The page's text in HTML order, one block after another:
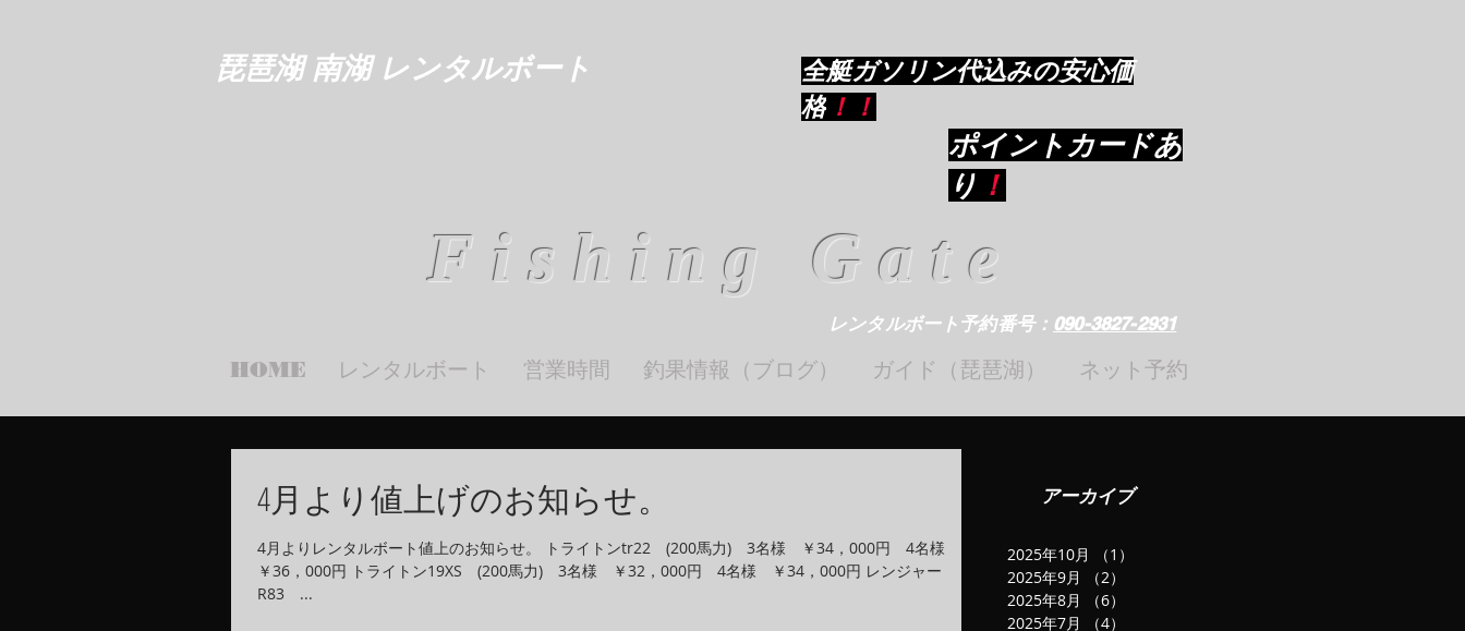
琵琶湖 南湖 レンタルボート
​全艇ガソリン代込みの安心価
格 ！！
ポイントカードあ
り ！
Fishing Gate
レンタルボート予約番号： 090-3827-2931
HOME レンタルボート 営業時間 釣果情報（ブログ） ガイド（琵琶湖） ネット予約
4月より値上げのお知らせ。
4月よりレンタルボート値上のお知らせ。 トライトンtr22 (200馬力) 3名様 ￥34，000円 4名様
￥36，000円 トライトン19XS (200馬力) 3名様 ￥32，000円 4名様 ￥34，000円 レンジャー
R83 ...
アーカイブ
2025年10月 （1）
2025年9月
（2）
2025年8月
（6）
2025年7月
（4）